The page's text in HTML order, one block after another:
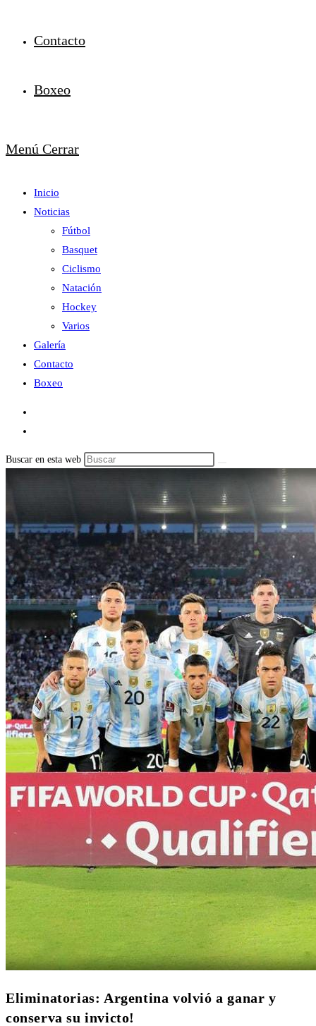
Contacto
Boxeo
Menú Cerrar
Inicio
Noticias
Fútbol
Basquet
Ciclismo
Natación
Hockey
Varios
Galería
Contacto
Boxeo
Buscar en esta web
Eliminatorias: Argentina volvió a ganar y
conserva su invicto!